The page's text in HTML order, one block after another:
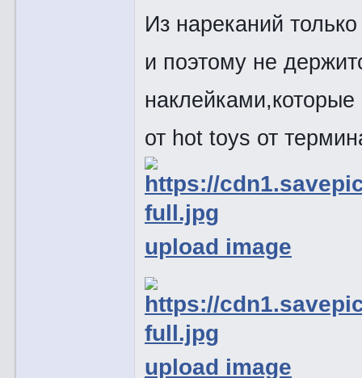
Из нареканий
и поэтому не
от hot toys от
upload image
upload image